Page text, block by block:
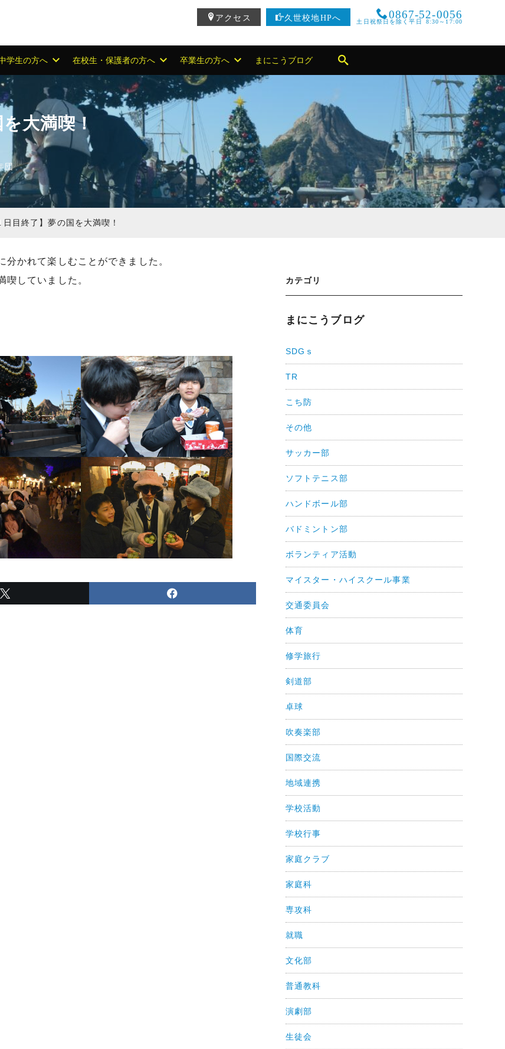
アクセス 久世校地HPへ 0867-52-0056
土日祝祭日を除く平日 8:30～17:00
学生の方へ 在校生・保護者の方へ 卒業生の方へ まにこうブログ
大満喫！
団
日目終了】夢の国を大満喫！
かれて楽しむことができました。
喫していました。
カテゴリ
まにこうブログ
SDGｓ
TR
こち防
その他
サッカー部
ソフトテニス部
ハンドボール部
バドミントン部
ボランティア活動
マイスター・ハイスクール事業
交通委員会
体育
修学旅行
剣道部
卓球
吹奏楽部
国際交流
地域連携
学校活動
学校行事
家庭クラブ
家庭科
専攻科
就職
文化部
普通教科
演劇部
生徒会